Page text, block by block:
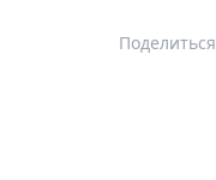
Поделиться